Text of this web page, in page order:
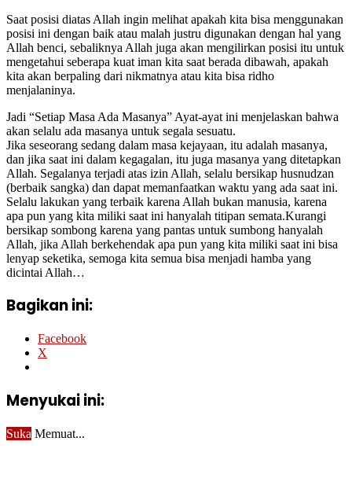
Saat posisi diatas Allah ingin melihat apakah kita bisa menggunakan
posisi ini dengan baik atau malah justru digunakan dengan hal yang
Allah benci, sebaliknya Allah juga akan mengilirkan posisi itu untuk
mengetahui seberapa kuat iman kita saat berada dibawah, apakah
kita akan berpaling dari nikmatnya atau kita bisa ridho
menjalaninya.
Jadi “Setiap Masa Ada Masanya” Ayat-ayat ini menjelaskan bahwa
akan selalu ada masanya untuk segala sesuatu.
Jika seseorang sedang dalam masa kejayaan, itu adalah masanya,
dan jika saat ini dalam kegagalan, itu juga masanya yang ditetapkan
Allah. Segalanya terjadi atas izin Allah, selalu bersikap husnudzan
(berbaik sangka) dan dapat memanfaatkan waktu yang ada saat ini.
Selalu lakukan yang terbaik karena Allah bukan manusia, karena
apa pun yang kita miliki saat ini hanyalah titipan semata.Kurangi
bersikap sombong karena yang pantas untuk sumbong hanyalah
Allah, jika Allah berkehendak apa pun yang kita miliki saat ini bisa
lenyap seketika, semoga kita semua bisa menjadi hamba yang
dicintai Allah…
Bagikan ini:
Facebook
X
Menyukai ini:
Suka Memuat...